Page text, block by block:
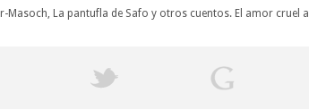
Masoch, La pantufla de Safo y otros cuentos. El amor cruel